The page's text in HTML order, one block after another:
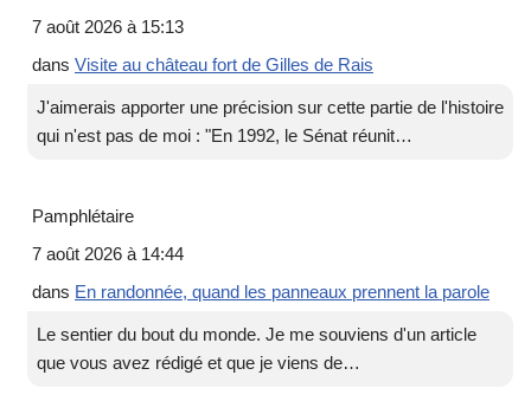
7 août 2026 à 15:13
dans Visite au château fort de Gilles de Rais
J'aimerais apporter une précision sur cette partie de l'histoire
qui n'est pas de moi : "En 1992, le Sénat réunit…
Pamphlétaire
7 août 2026 à 14:44
dans En randonnée, quand les panneaux prennent la parole
Le sentier du bout du monde. Je me souviens d'un article
que vous avez rédigé et que je viens de…